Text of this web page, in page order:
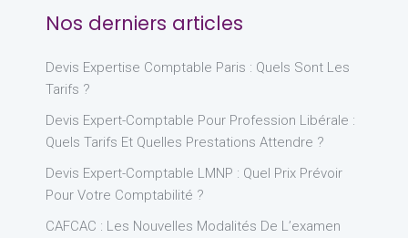
Nos derniers articles
Devis Expertise Comptable Paris : Quels Sont Les
Tarifs ?
Devis Expert-Comptable Pour Profession Libérale :
Quels Tarifs Et Quelles Prestations Attendre ?
Devis Expert-Comptable LMNP : Quel Prix Prévoir
Pour Votre Comptabilité ?
CAFCAC : Les Nouvelles Modalités De L’examen